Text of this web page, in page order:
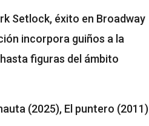
Setlock, éxito en Broadway
incorpora guiños a la
figuras del ámbito
(2025), El puntero (2011)